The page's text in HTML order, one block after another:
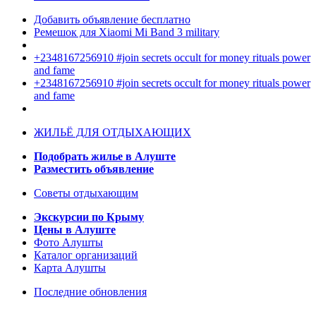
Добавить объявление бесплатно
Ремешок для Xiaomi Mi Band 3 military
+2348167256910 #join secrets occult for money rituals power
and fame
+2348167256910 #join secrets occult for money rituals power
and fame
ЖИЛЬЁ ДЛЯ ОТДЫХАЮЩИХ
Подобрать жилье в Алуште
Разместить объявление
Советы отдыхающим
Экскурсии по Крыму
Цены в Алуште
Фото Алушты
Каталог организаций
Карта Алушты
Последние обновления